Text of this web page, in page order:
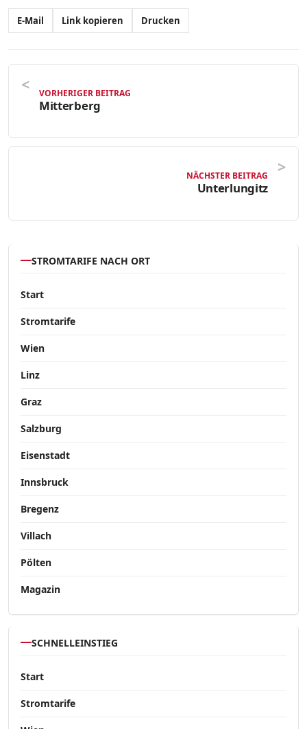
E-Mail Link kopieren Drucken
VORHERIGER BEITRAG
Mitterberg
NÄCHSTER BEITRAG
Unterlungitz
STROMTARIFE NACH ORT
Start
Stromtarife
Wien
Linz
Graz
Salzburg
Eisenstadt
Innsbruck
Bregenz
Villach
Pölten
Magazin
SCHNELLEINSTIEG
Start
Stromtarife